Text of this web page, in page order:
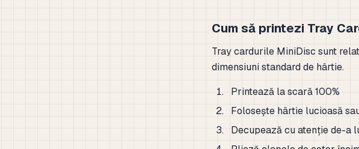
Cum să printezi Tray
Tray cardurile MiniDisc sunt
dimensiuni standard de hârtie.
Printează la scară 100%
Folosește hârtie lucioasă
Decupează cu atenție de-a